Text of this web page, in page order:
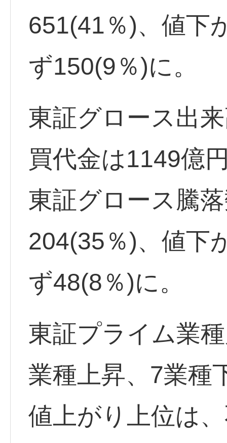
651(41％)、値下
ず150(9％)に。
東証グロース出
買代金は1149億
東証グロース騰
204(35％)、値下
ず48(8％)に。
東証プライム業
業種上昇、7業種
値上がり上位は